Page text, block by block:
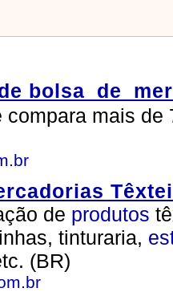
compara mais
de produtos
tinturaria,
(BR)